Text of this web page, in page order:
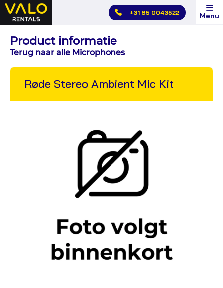
Hoofdmenu
overslaan
+31 85 0043522 Menu
Product informatie
Terug naar alle Microphones
Røde Stereo Ambient Mic Kit